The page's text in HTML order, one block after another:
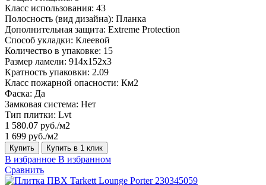
Класс использования: 43
Полосность (вид дизайна): Планка
Дополнительная защита: Extreme Protection
Способ укладки: Клеевой
Количество в упаковке: 15
Размер ламели: 914x152x3
Кратность упаковки: 2.09
Класс пожарной опасности: Км2
Фаска: Да
Замковая система: Нет
Тип плитки: Lvt
1 580.07 руб./м2
1 699 руб./м2
Купить Купить в 1 клик
В избранное В избранном
Сравнить